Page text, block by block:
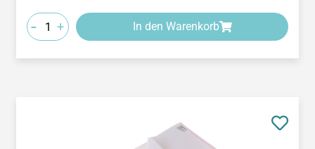
- + In den Warenkorb